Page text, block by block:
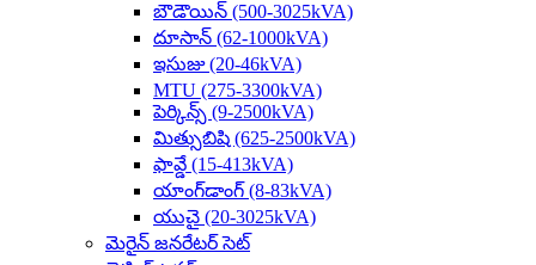
బౌడౌయిన్ (500-3025kVA)
దూసాన్ (62-1000kVA)
ఇసుజు (20-46kVA)
MTU (275-3300kVA)
పెర్కిన్స్ (9-2500kVA)
మిత్సుబిషి (625-2500kVA)
ఫావ్డే (15-413kVA)
యాంగ్‌డాంగ్ (8-83kVA)
యుచై (20-3025kVA)
మెరైన్ జనరేటర్ సెట్